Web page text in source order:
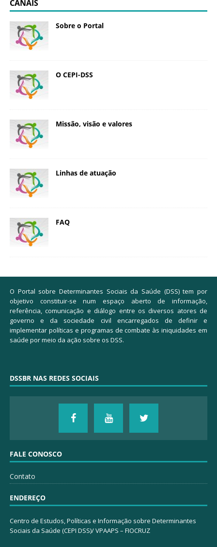
CANAIS
Sobre o Portal
O CEPI-DSS
Missão, visão e valores
Linhas de atuação
FAQ
O Portal sobre Determinantes Sociais da Saúde (DSS) tem por
objetivo constituir-se num espaço aberto de informação,
referência, comunicação e diálogo entre os diversos atores de
governo e da sociedade civil encarregados de definir e
implementar políticas e programas de combate às iniquidades em
saúde por meio da ação sobre os DSS.
DSSBR NAS REDES SOCIAIS
FALE CONOSCO
Contato
ENDEREÇO
Centro de Estudos, Políticas e Informação sobre Determinantes
Sociais da Saúde (CEPI DSS)/ VPAAPS – FIOCRUZ